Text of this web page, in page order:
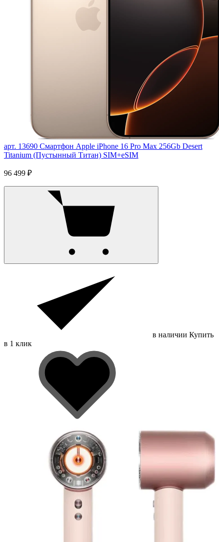
арт. 13690 Смартфон Apple iPhone 16 Pro Max 256Gb Desert
Titanium (Пустынный Титан) SIM+eSIM
96 499 ₽
в наличии Купить
в 1 клик